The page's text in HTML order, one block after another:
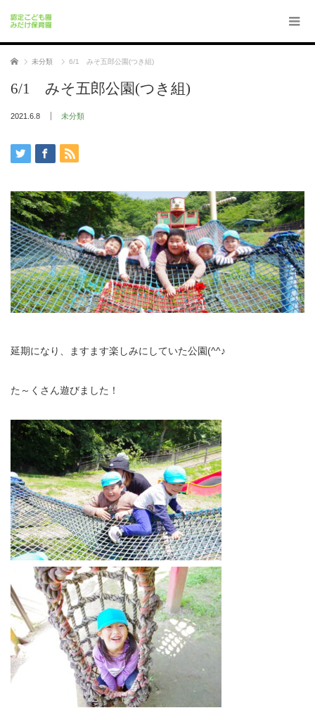
ホーム 未分類 6/1 みそ五郎公園(つき組)
6/1 みそ五郎公園(つき組)
2021.6.8 未分類
延期になり、ますます楽しみにしていた公園(^^♪
た～くさん遊びました！